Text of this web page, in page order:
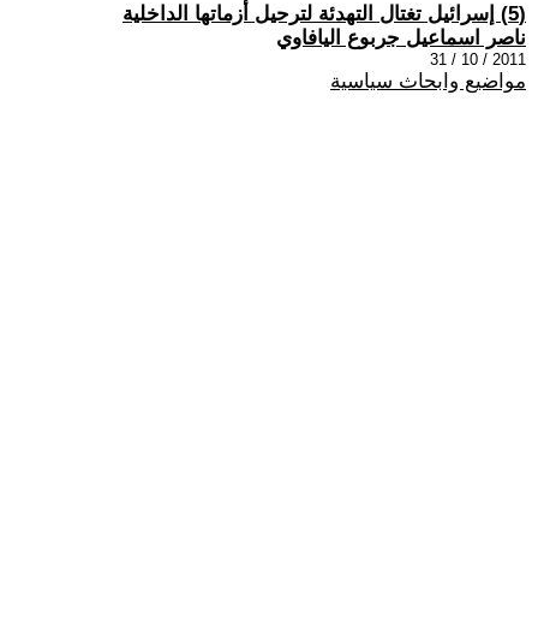
(5) إسرائيل تغتال التهدئة لترحيل أزماتها الداخلية
ناصر اسماعيل جربوع اليافاوي
2011 / 10 / 31
مواضيع وابحاث سياسية